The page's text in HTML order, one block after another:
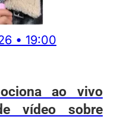
• 19:00
ao vivo
vídeo sobre